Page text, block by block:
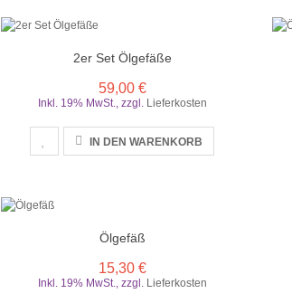
2er Set Ölgefäße
59,00 €
Inkl. 19% MwSt.,zzgl. Lieferkosten
IN DEN WARENKORB
Ölgefäß
15,30 €
Inkl. 19% MwSt. ,zzgl. Lieferkosten